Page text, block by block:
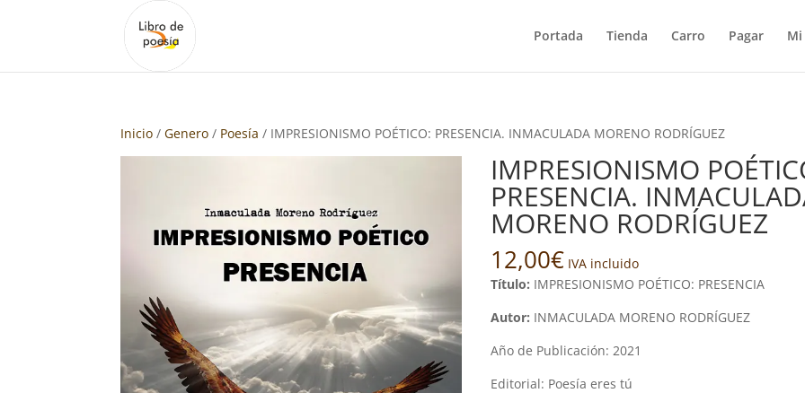
Portada Tienda Carro Pagar
Inicio /Genero / Poesía / IMPRESIONISMO POÉTICO: PRESENCIA. INMACULADA MORENO RODRÍGUEZ
IMPRESIONISMO
PRESENCIA.
MORENO RODRÍGUEZ
12,00€ IVA incluido
Título: IMPRESIONISMO POÉTICO: PRESENCIA
Autor: INMACULADA MORENO RODRÍGUEZ
Año de Publicación: 2021
Editorial: Poesía eres tú